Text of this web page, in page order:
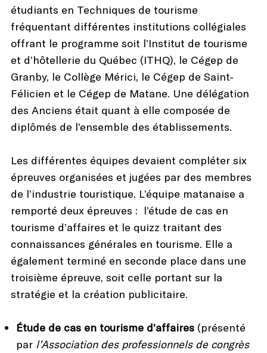
étudiants en Techniques de tourisme
fréquentant différentes institutions collégiales
offrant le programme soit l’Institut de tourisme
et d’hôtellerie du Québec (ITHQ), le Cégep de
Granby, le Collège Mérici, le Cégep de Saint-
Félicien et le Cégep de Matane. Une délégation
des Anciens était quant à elle composée de
diplômés de l’ensemble des établissements.
Les différentes équipes devaient compléter six
épreuves organisées et jugées par des membres
de l’industrie touristique. L’équipe matanaise a
remporté deux épreuves : l’étude de cas en
tourisme d’affaires et le quizz traitant des
connaissances générales en tourisme. Elle a
également terminé en seconde place dans une
troisième épreuve, soit celle portant sur la
stratégie et la création publicitaire.
Étude de cas en tourisme d’affaires (présenté
par l’Association des professionnels de congrès